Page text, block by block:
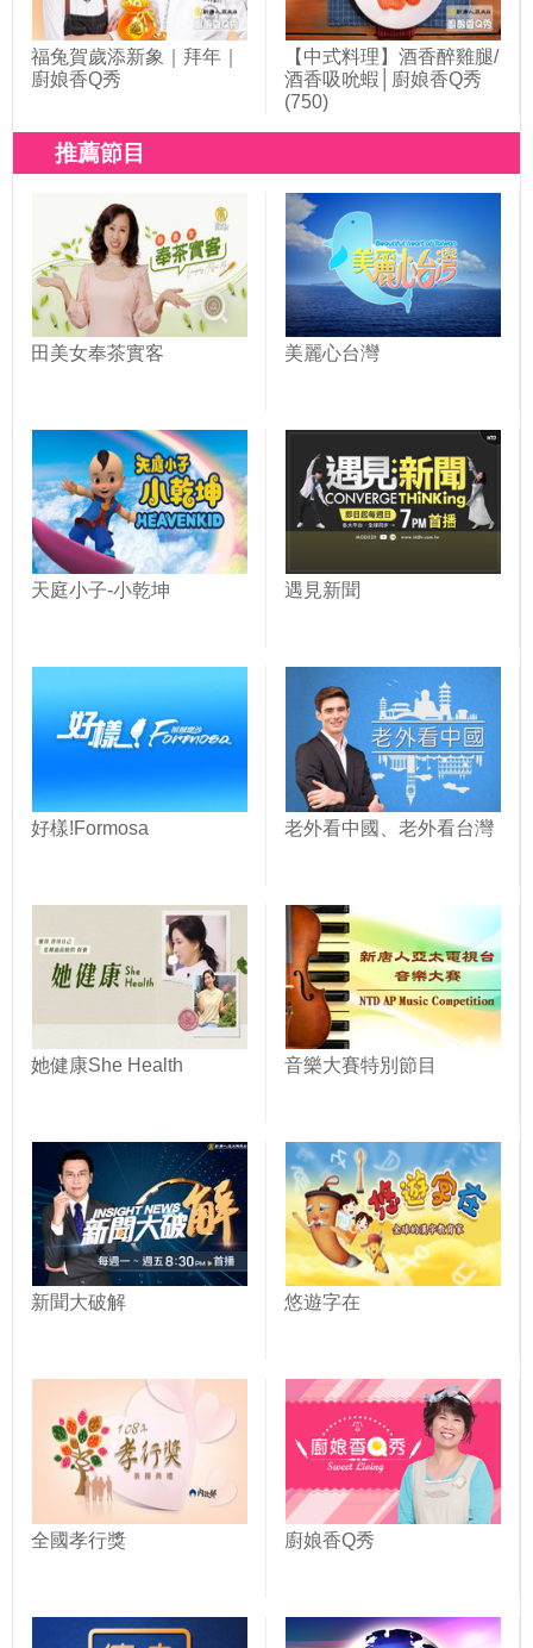
福兔賀歲添新象｜拜年｜
廚娘香Q秀
【中式料理】酒香醉雞腿/
酒香吸吮蝦│廚娘香Q秀
(750)
推薦節目
田美女奉茶實客 美麗心台灣
天庭小子-小乾坤 遇見新聞
好樣!Formosa 老外看中國、老外看台灣
她健康She Health 音樂大賽特別節目
新聞大破解 悠遊字在
全國孝行獎 廚娘香Q秀